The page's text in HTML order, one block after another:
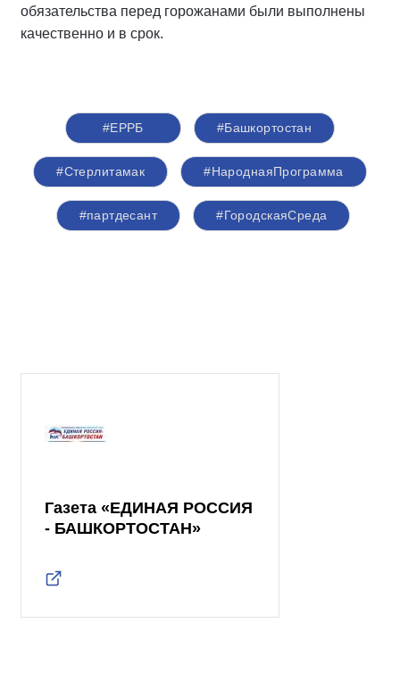
обязательства перед горожанами были выполнены
качественно и в срок.
#ЕРРБ #Башкортостан
#Стерлитамак #НароднаяПрограмма
#партдесант #ГородскаяСреда
Газета «ЕДИНАЯ РОССИЯ
- БАШКОРТОСТАН»